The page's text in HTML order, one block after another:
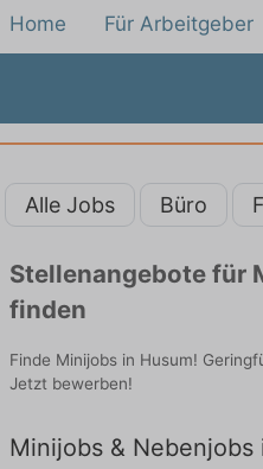
Home Für Arbeitgeber
Alle Jobs Büro
Stellenangebote für
finden
Finde Minijobs in Husum!
Jetzt bewerben!
Minijobs &